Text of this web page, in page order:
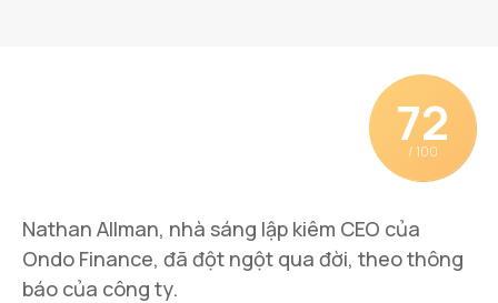
72
/ 100
Nathan Allman, nhà sáng lập kiêm CEO của
Ondo Finance, đã đột ngột qua đời, theo thông
báo của công ty.